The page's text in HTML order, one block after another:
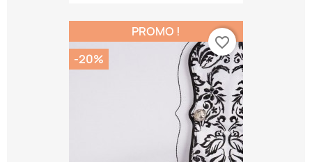
PROMO !
-20%
favorite_border